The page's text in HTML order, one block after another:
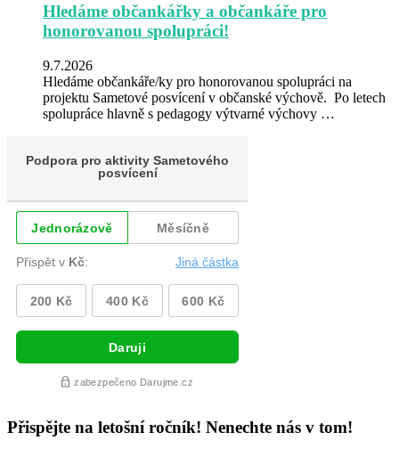
Hledáme občankářky a občankáře pro
honorovanou spolupráci!
9.7.2026
Hledáme občankáře/ky pro honorovanou spolupráci na
projektu Sametové posvícení v občanské výchově. Po letech
spolupráce hlavně s pedagogy výtvarné výchovy …
Přispějte na letošní ročník! Nenechte nás v tom!